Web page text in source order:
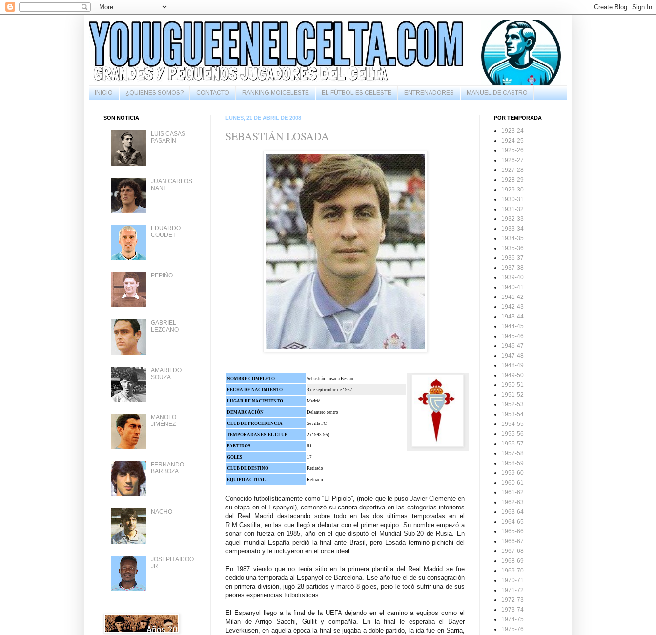
INICIO ¿QUIENES SOMOS? CONTACTO RANKING MOICELESTE EL FÚTBOL ES CELESTE ENTRENADORES MANUEL DE CASTRO
LUNES, 21 DE ABRIL DE 2008
SEBASTIÁN LOSADA
NOMBRE COMPLETO Sebastián Losada Bestard
FECHA DE NACIMIENTO 3 de septiembre de 1967
LUGAR DE NACIMIENTO Madrid
DEMARCACIÓN Delantero centro
CLUB DE PROCEDENCIA Sevilla FC
TEMPORADAS EN EL CLUB 2 (1993-95)
PARTIDOS 61
GOLES 17
CLUB DE DESTINO Retirado
EQUIPO ACTUAL Retirado
Conocido futbolísticamente como “El Pipiolo”, (mote que le puso Javier Clemente en
su etapa en el Espanyol), comenzó su carrera deportiva en las categorías inferiores
del Real Madrid destacando sobre todo en las dos últimas temporadas en el
R.M.Castilla, en las que llegó a debutar con el primer equipo. Su nombre empezó a
sonar con fuerza en 1985, año en el que disputó el Mundial Sub-20 de Rusia. En
aquel mundial España perdió la final ante Brasil, pero Losada terminó pichichi del
campeonato y le incluyeron en el once ideal.
En 1987 viendo que no tenía sitio en la primera plantilla del Real Madrid se fue
cedido una temporada al Espanyol de Barcelona. Ese año fue el de su consagración
en primera división, jugó 28 partidos y marcó 8 goles, pero le tocó sufrir una de sus
peores experiencias futbolísticas.
El Espanyol llego a la final de la UEFA dejando en el camino a equipos como el
Milan de Arrigo Sacchi, Gullit y compañía. En la final le esperaba el Bayer
Leverkusen, en aquella época la final se jugaba a doble partido, la ida fue en Sarria,
SON NOTICIA
LUIS CASAS
PASARÍN
JUAN CARLOS
NANI
EDUARDO
COUDET
PEPIÑO
GABRIEL
LEZCANO
AMARILDO
SOUZA
MANOLO
JIMÉNEZ
FERNANDO
BARBOZA
NACHO
JOSEPH AIDOO
JR.
POR TEMPORADA
1923-24
1924-25
1925-26
1926-27
1927-28
1928-29
1929-30
1930-31
1931-32
1932-33
1933-34
1934-35
1935-36
1936-37
1937-38
1939-40
1940-41
1941-42
1942-43
1943-44
1944-45
1945-46
1946-47
1947-48
1948-49
1949-50
1950-51
1951-52
1952-53
1953-54
1954-55
1955-56
1956-57
1957-58
1958-59
1959-60
1960-61
1961-62
1962-63
1963-64
1964-65
1965-66
1966-67
1967-68
1968-69
1969-70
1970-71
1971-72
1972-73
1973-74
1974-75
1975-76